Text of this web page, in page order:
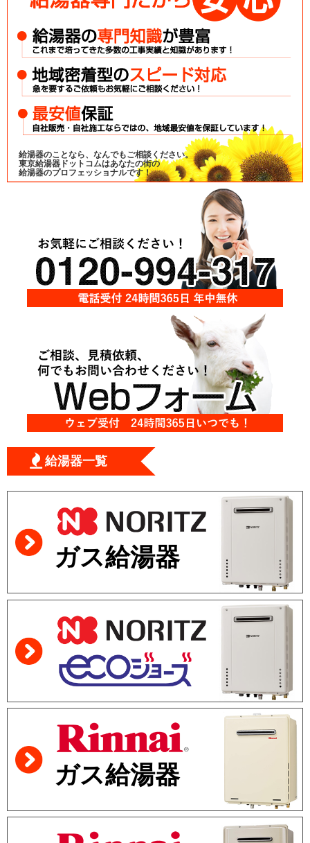
給湯器のことなら、なんでもご相談ください。
東京給湯器ドットコムはあなたの街の
給湯器のプロフェッショナルです！
給湯器一覧
ガス給湯器
ガス給湯器